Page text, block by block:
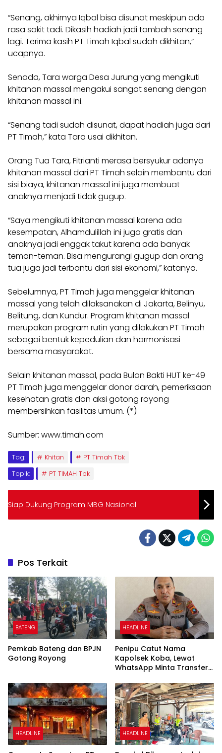
“Senang, akhirnya Iqbal bisa disunat meskipun ada
rasa sakit tadi. Dikasih hadiah jadi tambah senang
lagi. Terima kasih PT Timah Iqbal sudah dikhitan,”
ucapnya.
Senada, Tara warga Desa Jurung yang mengikuti
khitanan massal mengakui sangat senang dengan
khitanan massal ini.
“Senang tadi sudah disunat, dapat hadiah juga dari
PT Timah,” kata Tara usai dikhitan.
Orang Tua Tara, Fitrianti merasa bersyukur adanya
khitanan massal dari PT Timah selain membantu dari
sisi biaya, khitanan massal ini juga membuat
anaknya menjadi tidak gugup.
“Saya mengikuti khitanan massal karena ada
kesempatan, Alhamdulillah ini juga gratis dan
anaknya jadi enggak takut karena ada banyak
teman-teman. Bisa mengurangi gugup dan orang
tua juga jadi terbantu dari sisi ekonomi,” katanya.
Sebelumnya, PT Timah juga menggelar khitanan
massal yang telah dilaksanakan di Jakarta, Belinyu,
Belitung, dan Kundur. Program khitanan massal
merupakan program rutin yang dilakukan PT Timah
sebagai bentuk kepedulian dan harmonisasi
bersama masyarakat.
Selain khitanan massal, pada Bulan Bakti HUT ke-49
PT Timah juga menggelar donor darah, pemeriksaan
kesehatan gratis dan aksi gotong royong
membersihkan fasilitas umum. (*)
Sumber: www.timah.com
Tag: Khitan
PT Timah Tbk
Topik:
PT TIMAH Tbk
Siap Dukung Program MBG Nasional
Pos Terkait
BATENG
Pemkab Bateng dan BPJN
Gotong Royong
HEADLINE
Penipu Catut Nama
Kapolsek Koba, Lewat
WhatsApp Minta Transfer
HEADLINE HEADLINE